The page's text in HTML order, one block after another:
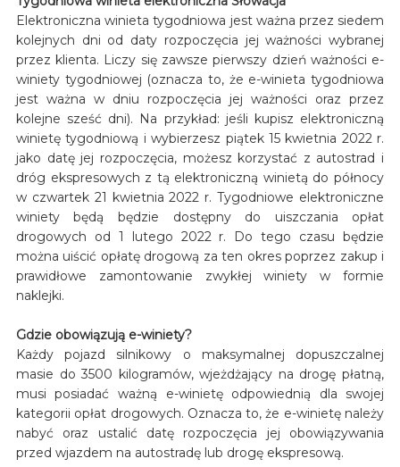
Elektroniczna winieta tygodniowa jest ważna przez siedem
kolejnych dni od daty rozpoczęcia jej ważności wybranej
przez klienta. Liczy się zawsze pierwszy dzień ważności e-
winiety tygodniowej (oznacza to, że e-winieta tygodniowa
jest ważna w dniu rozpoczęcia jej ważności oraz przez
kolejne sześć dni). Na przykład: jeśli kupisz elektroniczną
winietę tygodniową i wybierzesz piątek 15 kwietnia 2022 r.
jako datę jej rozpoczęcia, możesz korzystać z autostrad i
dróg ekspresowych z tą elektroniczną winietą do północy
w czwartek 21 kwietnia 2022 r. Tygodniowe elektroniczne
winiety będą będzie dostępny do uiszczania opłat
drogowych od 1 lutego 2022 r. Do tego czasu będzie
można uiścić opłatę drogową za ten okres poprzez zakup i
prawidłowe zamontowanie zwykłej winiety w formie
naklejki.
Gdzie obowiązują e-winiety?
Każdy pojazd silnikowy o maksymalnej dopuszczalnej
masie do 3500 kilogramów, wjeżdżający na drogę płatną,
musi posiadać ważną e-winietę odpowiednią dla swojej
kategorii opłat drogowych. Oznacza to, że e-winietę należy
nabyć oraz ustalić datę rozpoczęcia jej obowiązywania
przed wjazdem na autostradę lub drogę ekspresową.